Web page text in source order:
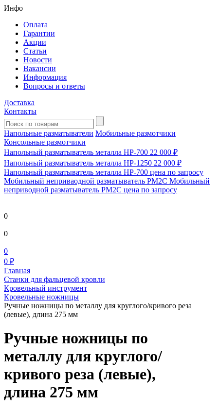
Инфо
Оплата
Гарантии
Акции
Статьи
Новости
Вакансии
Информация
Вопросы и ответы
Доставка
Контакты
Напольные разматыватели Мобильные размотчики
Консольные размотчики
Напольный разматыватель металла HP-700 22 000 ₽
Напольный разматыватель металла HP-1250 22 000 ₽
Напольный разматыватель металла HP-700 цена по запросу
Мобильный непривaодной разматыватель РМ2С Мобильный
неприводной разматыватель РМ2С цена по запросу
0
0
0
0 ₽
Главная
Станки для фальцевой кровли
Кровельный инструмент
Кровельные ножницы
Ручные ножницы по металлу для круглого/кривого реза
(левые), длина 275 мм
Ручные ножницы по
металлу для круглого/
кривого реза (левые),
длина 275 мм